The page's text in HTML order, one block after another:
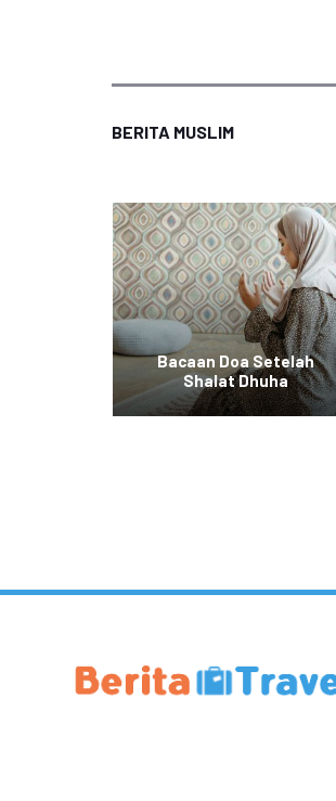
BERITA MUSLIM
Bacaan Doa Setelah
Shalat Dhuha